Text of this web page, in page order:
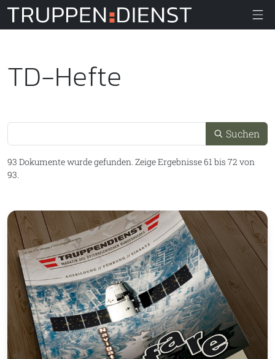
Truppendienst
TD-Hefte
Suchen
93 Dokumente wurde gefunden. Zeige Ergebnisse 61 bis 72 von
93.